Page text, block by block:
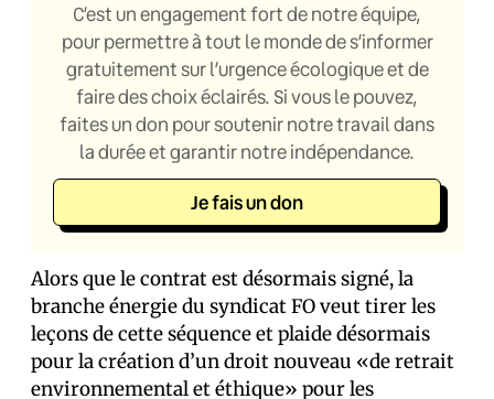
C’est un engagement fort de notre équipe,
pour permettre à tout le monde de s’informer
gratuitement sur l’urgence écologique et de
faire des choix éclairés. Si vous le pouvez,
faites un don pour soutenir notre travail dans
la durée et garantir notre indépendance.
Je fais un don
Alors que le contrat est désormais signé, la
branche énergie du syndicat FO veut tirer les
leçons de cette séquence et plaide désormais
pour la création d’un droit nouveau «de retrait
environnemental et éthique» pour les